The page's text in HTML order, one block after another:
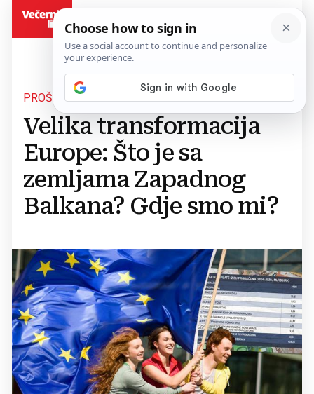
PROŠIRENJE EU
Velika transformacija
Europe: Što je sa
zemljama Zapadnog
Balkana? Gdje smo mi?